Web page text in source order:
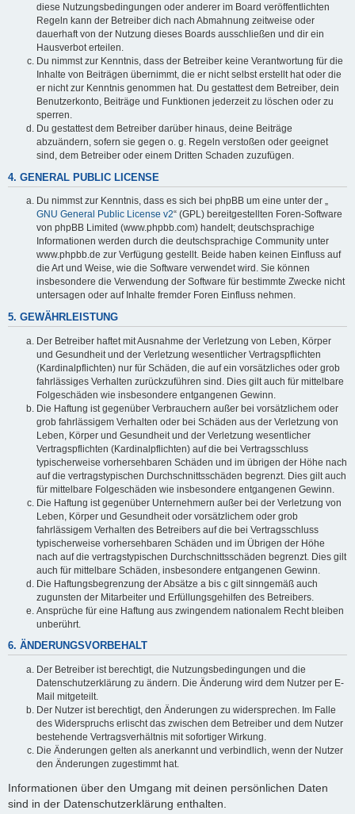
diese Nutzungsbedingungen oder anderer im Board veröffentlichten
Regeln kann der Betreiber dich nach Abmahnung zeitweise oder
dauerhaft von der Nutzung dieses Boards ausschließen und dir ein
Hausverbot erteilen.
Du nimmst zur Kenntnis, dass der Betreiber keine Verantwortung für die
Inhalte von Beiträgen übernimmt, die er nicht selbst erstellt hat oder die
er nicht zur Kenntnis genommen hat. Du gestattest dem Betreiber, dein
Benutzerkonto, Beiträge und Funktionen jederzeit zu löschen oder zu
sperren.
Du gestattest dem Betreiber darüber hinaus, deine Beiträge
abzuändern, sofern sie gegen o. g. Regeln verstoßen oder geeignet
sind, dem Betreiber oder einem Dritten Schaden zuzufügen.
4. GENERAL PUBLIC LICENSE
Du nimmst zur Kenntnis, dass es sich bei phpBB um eine unter der „
GNU General Public License v2“ (GPL) bereitgestellten Foren-Software
von phpBB Limited (www.phpbb.com) handelt; deutschsprachige
Informationen werden durch die deutschsprachige Community unter
www.phpbb.de zur Verfügung gestellt. Beide haben keinen Einfluss auf
die Art und Weise, wie die Software verwendet wird. Sie können
insbesondere die Verwendung der Software für bestimmte Zwecke nicht
untersagen oder auf Inhalte fremder Foren Einfluss nehmen.
5. GEWÄHRLEISTUNG
Der Betreiber haftet mit Ausnahme der Verletzung von Leben, Körper
und Gesundheit und der Verletzung wesentlicher Vertragspflichten
(Kardinalpflichten) nur für Schäden, die auf ein vorsätzliches oder grob
fahrlässiges Verhalten zurückzuführen sind. Dies gilt auch für mittelbare
Folgeschäden wie insbesondere entgangenen Gewinn.
Die Haftung ist gegenüber Verbrauchern außer bei vorsätzlichem oder
grob fahrlässigem Verhalten oder bei Schäden aus der Verletzung von
Leben, Körper und Gesundheit und der Verletzung wesentlicher
Vertragspflichten (Kardinalpflichten) auf die bei Vertragsschluss
typischerweise vorhersehbaren Schäden und im übrigen der Höhe nach
auf die vertragstypischen Durchschnittsschäden begrenzt. Dies gilt auch
für mittelbare Folgeschäden wie insbesondere entgangenen Gewinn.
Die Haftung ist gegenüber Unternehmern außer bei der Verletzung von
Leben, Körper und Gesundheit oder vorsätzlichem oder grob
fahrlässigem Verhalten des Betreibers auf die bei Vertragsschluss
typischerweise vorhersehbaren Schäden und im Übrigen der Höhe
nach auf die vertragstypischen Durchschnittsschäden begrenzt. Dies gilt
auch für mittelbare Schäden, insbesondere entgangenen Gewinn.
Die Haftungsbegrenzung der Absätze a bis c gilt sinngemäß auch
zugunsten der Mitarbeiter und Erfüllungsgehilfen des Betreibers.
Ansprüche für eine Haftung aus zwingendem nationalem Recht bleiben
unberührt.
6. ÄNDERUNGSVORBEHALT
Der Betreiber ist berechtigt, die Nutzungsbedingungen und die
Datenschutzerklärung zu ändern. Die Änderung wird dem Nutzer per E-
Mail mitgeteilt.
Der Nutzer ist berechtigt, den Änderungen zu widersprechen. Im Falle
des Widerspruchs erlischt das zwischen dem Betreiber und dem Nutzer
bestehende Vertragsverhältnis mit sofortiger Wirkung.
Die Änderungen gelten als anerkannt und verbindlich, wenn der Nutzer
den Änderungen zugestimmt hat.
Informationen über den Umgang mit deinen persönlichen Daten
sind in der Datenschutzerklärung enthalten.